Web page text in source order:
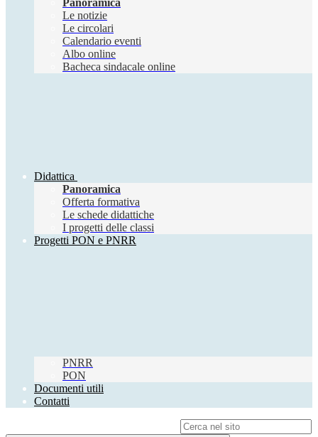
Panoramica
Le notizie
Le circolari
Calendario eventi
Albo online
Bacheca sindacale online
Didattica
Panoramica
Offerta formativa
Le schede didattiche
I progetti delle classi
Progetti PON e PNRR
PNRR
PON
Documenti utili
Contatti